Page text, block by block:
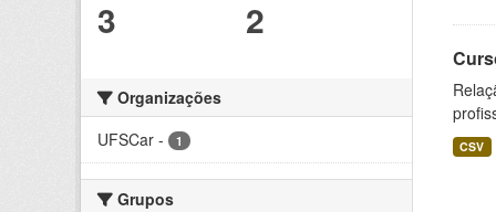
3 2
Organizações
UFSCar - 1
Grupos
CSV